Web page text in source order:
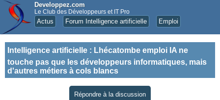
Developpez.com
Le Club des Développeurs et IT Pro
Actus Forum Intelligence artificielle Emploi
Intelligence artificielle : Lhécatombe emploi IA ne
touche pas que les développeurs informatiques, mais
d'autres métiers à cols blancs
Répondre à la discussion